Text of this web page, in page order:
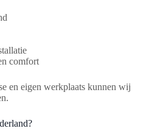
comfort
en eigen werkplaats kunnen wij